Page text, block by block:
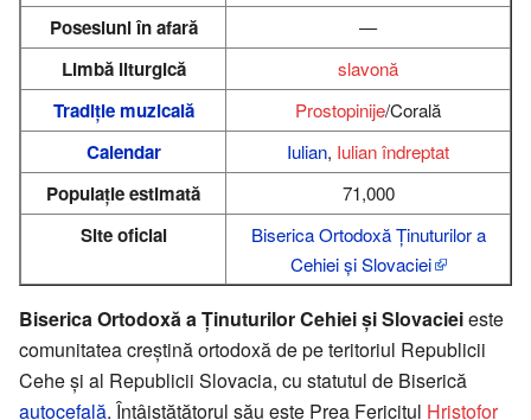
Posesiuni în afară —
Limbă liturgică slavonă
Tradiție muzicală Prostopinije/Corală
Calendar Iulian, Iulian îndreptat
Populație estimată 71,000
Site oficial
Biserica Ortodoxă Ținuturilor a
Cehiei și Slovaciei
Biserica Ortodoxă a Ținuturilor Cehiei și Slovacieieste
comunitatea creștină ortodoxă de pe teritoriul Republicii
Cehe și al Republicii Slovacia, cu statutul de Biserică
autocefală. Întâistătătorul său este Prea Fericitul Hristofor